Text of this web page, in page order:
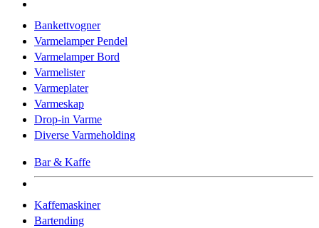
Bankettvogner
Varmelamper Pendel
Varmelamper Bord
Varmelister
Varmeplater
Varmeskap
Drop-in Varme
Diverse Varmeholding
Bar & Kaffe
Kaffemaskiner
Bartending